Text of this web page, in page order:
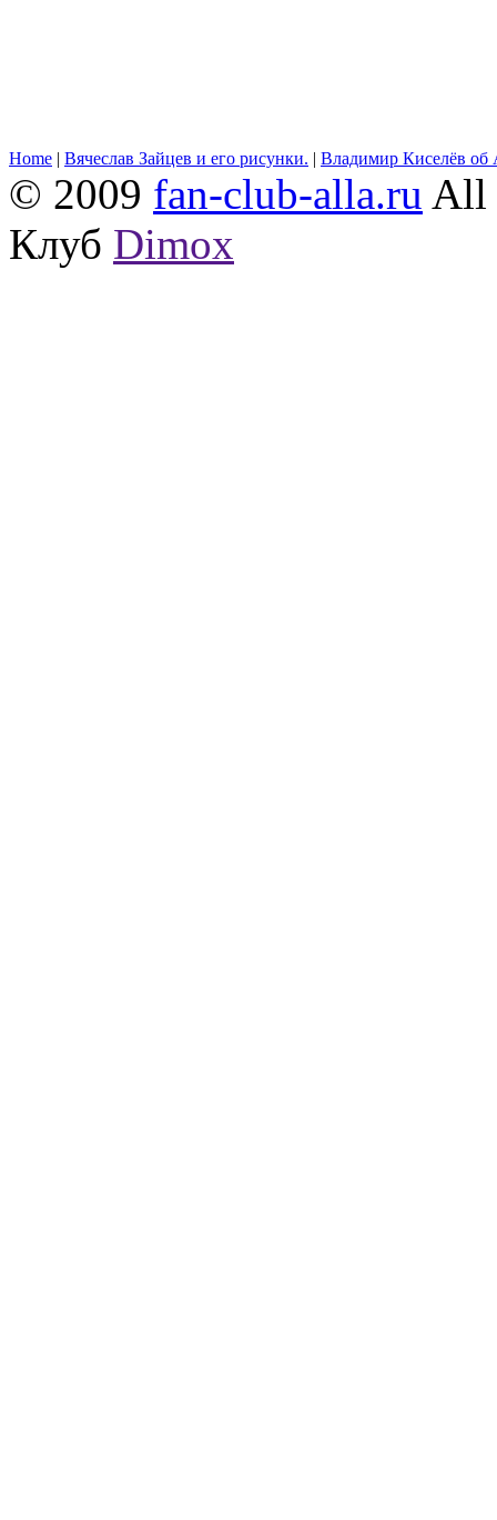
Home | Вячеслав Зайцев и его рисунки. | Владимир Киселёв об
© 2009 fan-club-alla.ru All
Клуб Dimox